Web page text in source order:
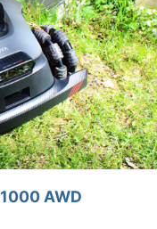
AWD